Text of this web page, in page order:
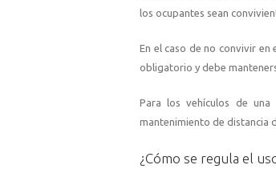
los ocupantes sean
En el caso de no convivir en
obligatorio y debe
Para los vehículos de
mantenimiento de distancia
¿Cómo se regula el